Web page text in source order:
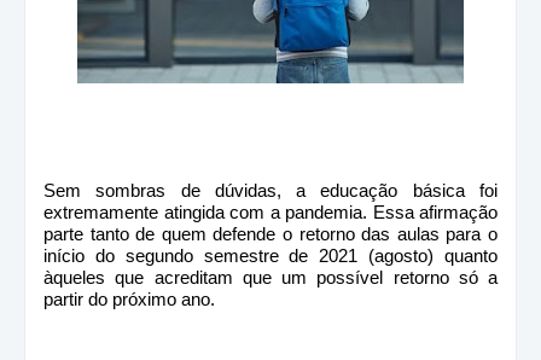
Sem sombras de dúvidas, a educação básica foi
extremamente atingida com a pandemia. Essa afirmação
parte tanto de quem defende o retorno das aulas para o
início do segundo semestre de 2021 (agosto) quanto
àqueles que acreditam que um possível retorno só a
partir do próximo ano.